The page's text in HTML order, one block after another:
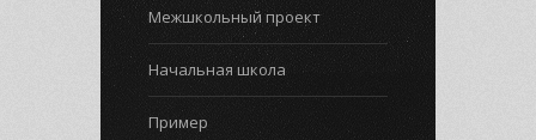
Межшкольный проект
Начальная школа
Пример